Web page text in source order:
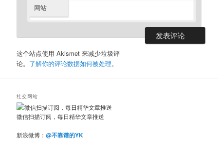
网站
这个站点使用 Akismet 来减少垃圾评
论。 了解你的评论数据如何被处理。
社交网站
微信扫描订阅，每日精华文章推送
新浪微博：@不靠谱的YK